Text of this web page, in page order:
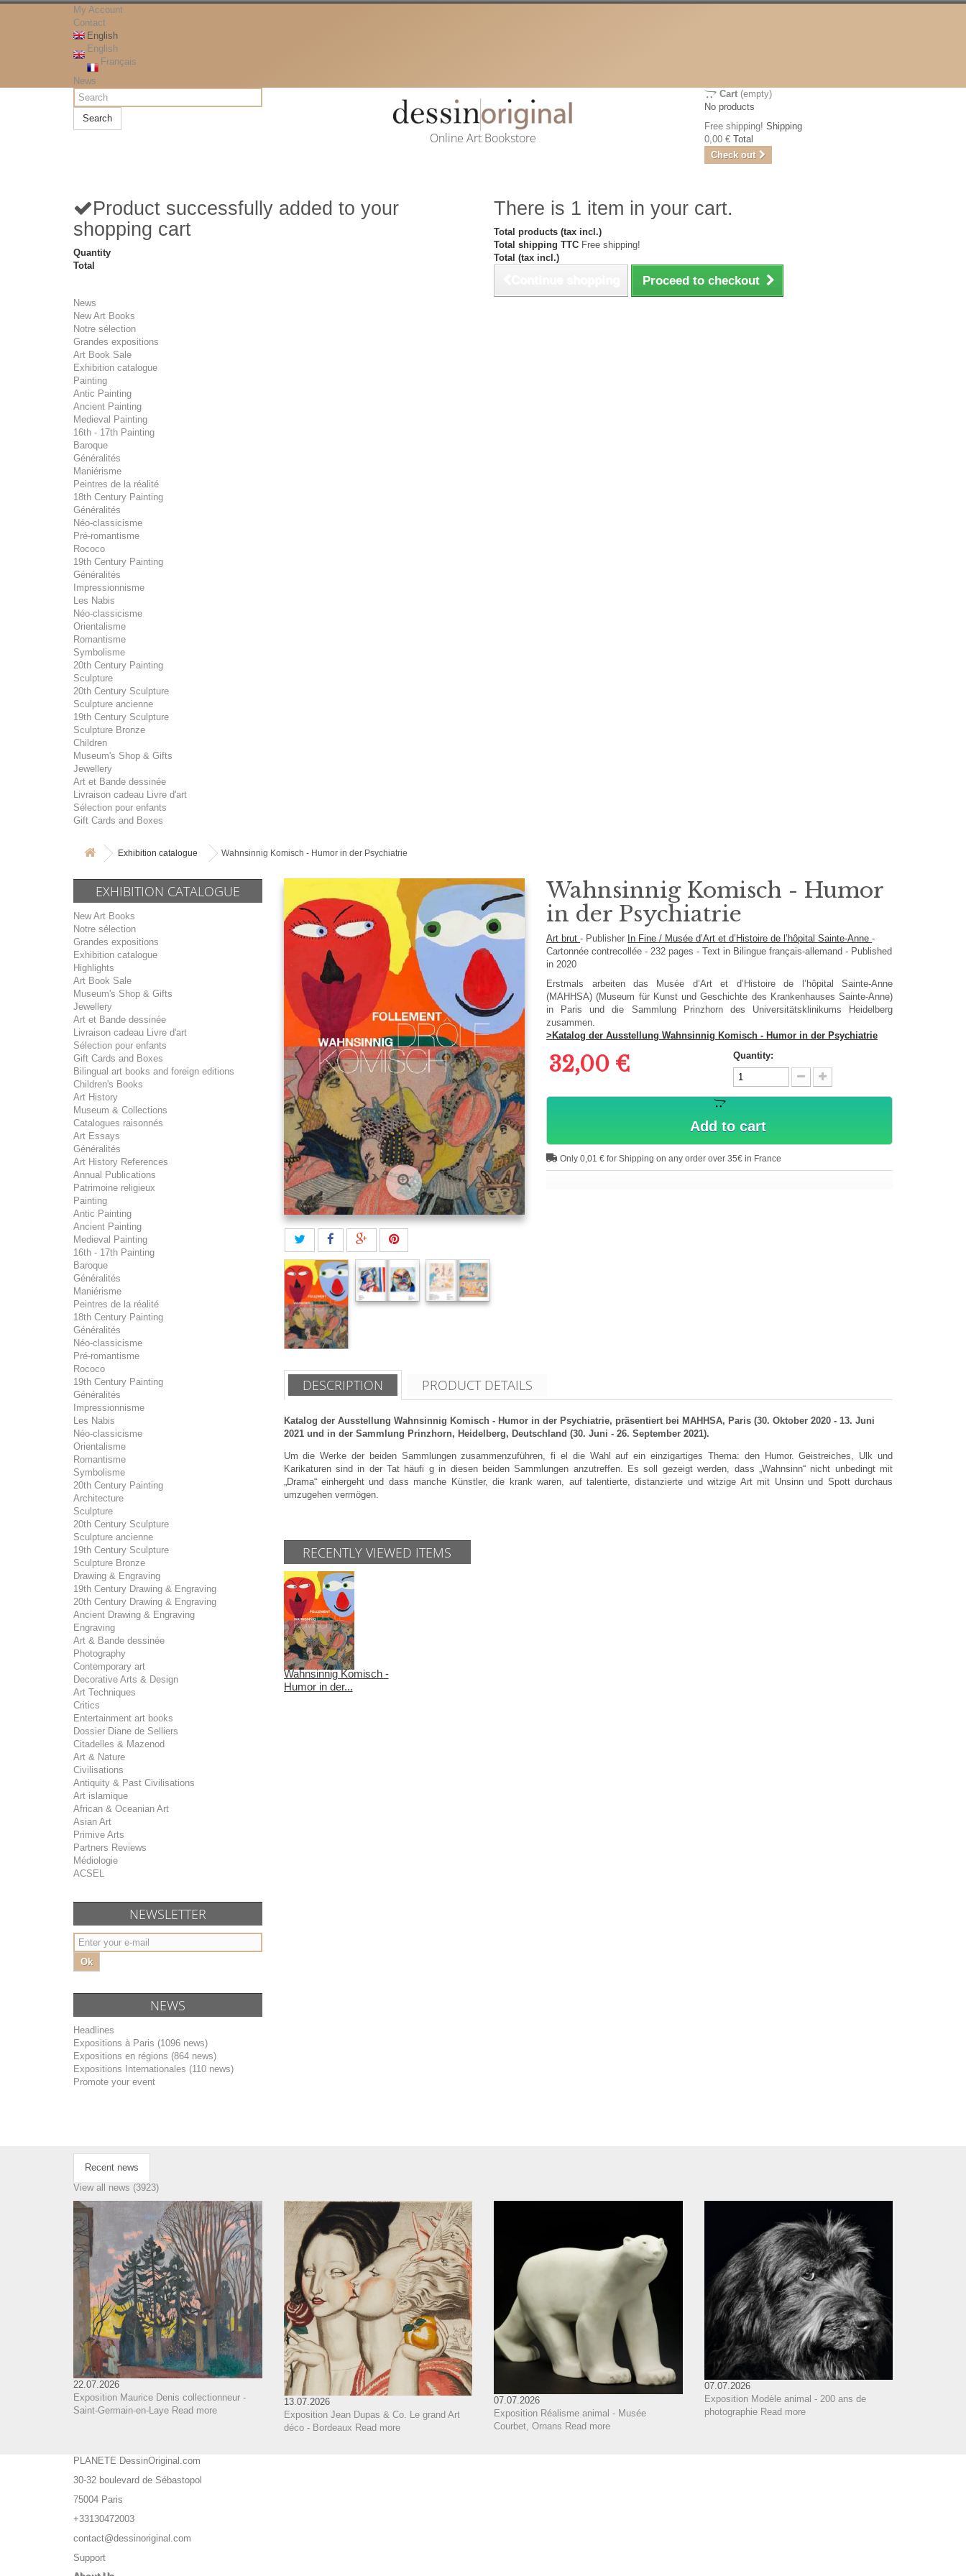
My Account
Contact
English
English
Français
News
Search
Online Art Bookstore
Cart (empty)
No products
Free shipping! Shipping
0,00 € Total
Check out
Product successfully added to your
shopping cart
Quantity
Total
There is 1 item in your cart.
Total products (tax incl.)
Total shipping TTC Free shipping!
Total (tax incl.)
Proceed to checkout
News
New Art Books
Notre sélection
Grandes expositions
Art Book Sale
Exhibition catalogue
Painting
Antic Painting
Ancient Painting
Medieval Painting
16th - 17th Painting
Baroque
Généralités
Maniérisme
Peintres de la réalité
18th Century Painting
Généralités
Néo-classicisme
Pré-romantisme
Rococo
19th Century Painting
Généralités
Impressionnisme
Les Nabis
Néo-classicisme
Orientalisme
Romantisme
Symbolisme
20th Century Painting
Sculpture
20th Century Sculpture
Sculpture ancienne
19th Century Sculpture
Sculpture Bronze
Children
Museum's Shop & Gifts
Jewellery
Art et Bande dessinée
Livraison cadeau Livre d'art
Sélection pour enfants
Gift Cards and Boxes
Exhibition catalogue Wahnsinnig Komisch - Humor in der Psychiatrie
EXHIBITION CATALOGUE
New Art Books
Notre sélection
Grandes expositions
Exhibition catalogue
Highlights
Art Book Sale
Museum's Shop & Gifts
Jewellery
Art et Bande dessinée
Livraison cadeau Livre d'art
Sélection pour enfants
Gift Cards and Boxes
Bilingual art books and foreign editions
Children's Books
Art History
Museum & Collections
Catalogues raisonnés
Art Essays
Généralités
Art History References
Annual Publications
Patrimoine religieux
Painting
Antic Painting
Ancient Painting
Medieval Painting
16th - 17th Painting
Baroque
Généralités
Maniérisme
Peintres de la réalité
18th Century Painting
Généralités
Néo-classicisme
Pré-romantisme
Rococo
19th Century Painting
Généralités
Impressionnisme
Les Nabis
Néo-classicisme
Orientalisme
Romantisme
Symbolisme
20th Century Painting
Architecture
Sculpture
20th Century Sculpture
Sculpture ancienne
19th Century Sculpture
Sculpture Bronze
Drawing & Engraving
19th Century Drawing & Engraving
20th Century Drawing & Engraving
Ancient Drawing & Engraving
Engraving
Art & Bande dessinée
Photography
Contemporary art
Decorative Arts & Design
Art Techniques
Critics
Entertainment art books
Dossier Diane de Selliers
Citadelles & Mazenod
Art & Nature
Civilisations
Antiquity & Past Civilisations
Art islamique
African & Oceanian Art
Asian Art
Primive Arts
Partners Reviews
Médiologie
ACSEL
NEWSLETTER
Ok
NEWS
Headlines
Expositions à Paris (1096 news)
Expositions en régions (864 news)
Expositions Internationales (110 news)
Promote your event
Wahnsinnig Komisch - Humor
in der Psychiatrie
Art brut- Publisher In Fine / Musée d’Art et d’Histoire de l’hôpital Sainte-Anne-
Cartonnée contrecollée-232pages -Text in Bilingue français-allemand- Published
in 2020
Erstmals arbeiten das Musée d’Art et d’Histoire de l’hôpital Sainte-Anne
(MAHHSA) (Museum für Kunst und Geschichte des Krankenhauses Sainte-Anne)
in Paris und die Sammlung Prinzhorn des Universitätsklinikums Heidelberg
zusammen.
> Katalog der Ausstellung Wahnsinnig Komisch - Humor in der Psychiatrie
32,00 € Quantity:
Add to cart
Only 0,01 € for Shipping on any order over 35€ in France
DESCRIPTION PRODUCT DETAILS
Katalog der Ausstellung Wahnsinnig Komisch - Humor in der Psychiatrie, präsentiert bei MAHHSA, Paris (30. Oktober 2020 - 13. Juni
2021 und in der Sammlung Prinzhorn, Heidelberg, Deutschland (30. Juni - 26. September 2021).
Um die Werke der beiden Sammlungen zusammenzuführen, fi el die Wahl auf ein einzigartiges Thema: den Humor. Geistreiches, Ulk und
Karikaturen sind in der Tat häufi g in diesen beiden Sammlungen anzutreffen. Es soll gezeigt werden, dass „Wahnsinn“ nicht unbedingt mit
„Drama“ einhergeht und dass manche Künstler, die krank waren, auf talentierte, distanzierte und witzige Art mit Unsinn und Spott durchaus
umzugehen vermögen.
RECENTLY VIEWED ITEMS
Wahnsinnig Komisch -
Humor in der...
Recent news
View all news (3923)
22.07.2026
Exposition Maurice Denis collectionneur -
Saint-Germain-en-Laye Read more
13.07.2026
Exposition Jean Dupas & Co. Le grand Art
déco - Bordeaux Read more
07.07.2026
Exposition Réalisme animal - Musée
Courbet, Ornans Read more
07.07.2026
Exposition Modèle animal - 200 ans de
photographie Read more
PLANETE DessinOriginal.com
30-32 boulevard de Sébastopol
75004 Paris
+33130472003
contact@dessinoriginal.com
Support